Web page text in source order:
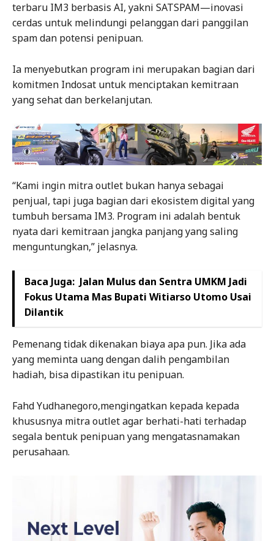
terbaru IM3 berbasis AI, yakni SATSPAM—inovasi
cerdas untuk melindungi pelanggan dari panggilan
spam dan potensi penipuan.
Ia menyebutkan program ini merupakan bagian dari
komitmen Indosat untuk menciptakan kemitraan
yang sehat dan berkelanjutan.
“Kami ingin mitra outlet bukan hanya sebagai
penjual, tapi juga bagian dari ekosistem digital yang
tumbuh bersama IM3. Program ini adalah bentuk
nyata dari kemitraan jangka panjang yang saling
menguntungkan,” jelasnya.
Baca Juga: Jalan Mulus dan Sentra UMKM Jadi
Fokus Utama Mas Bupati Witiarso Utomo Usai
Dilantik
Pemenang tidak dikenakan biaya apa pun. Jika ada
yang meminta uang dengan dalih pengambilan
hadiah, bisa dipastikan itu penipuan.
Fahd Yudhanegoro,mengingatkan kepada kepada
khususnya mitra outlet agar berhati-hati terhadap
segala bentuk penipuan yang mengatasnamakan
perusahaan.